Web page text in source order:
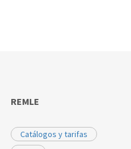
REMLE
Catálogos y tarifas